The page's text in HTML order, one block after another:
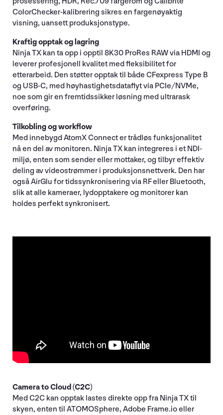
ColorChecker-kalibrering sikres en fargenøyaktig
visning, uansett produksjonstype.
Kraftig opptak og lagring
Ninja TX kan ta opp i opptil 8K30 ProRes RAW via HDMI og
leverer profesjonell kvalitet med fleksibilitet for
etterarbeid. Den støtter opptak til både CFexpress Type B
og USB-C, med høyhastighetsdataflyt via PCIe/NVMe,
noe som gir en fremtidssikker løsning med ultrarask
overføring.
Tilkobling og workflow
Med innebygd AtomX Connect er trådløs funksjonalitet
nå en del av monitoren. Ninja TX kan integreres i et NDI-
miljø, enten som sender eller mottaker, og tilbyr effektiv
deling av videostrømmer i produksjonsnettverk. Den har
også AirGlu for tidssynkronisering via RF eller Bluetooth,
slik at alle kameraer, lydopptakere og monitorer kan
holdes perfekt synkronisert.
Camera to Cloud (C2C)
Med C2C kan opptak lastes direkte opp fra Ninja TX til
skyen, enten til ATOMOSphere, Adobe Frame.io eller